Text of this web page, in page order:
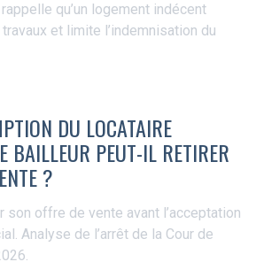
qu’un logement indécent
et limite l’indemnisation du
DU LOCATAIRE
BAILLEUR PEUT-IL RETIRER
?
son offre de vente avant l’acceptation
Analyse de l’arrêt de la Cour de